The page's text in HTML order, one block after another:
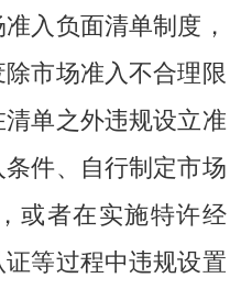
入负面清单制度，
市场准入不合理限
单之外违规设立准
件、自行制定市场
或者在实施特许经
等过程中违规设置